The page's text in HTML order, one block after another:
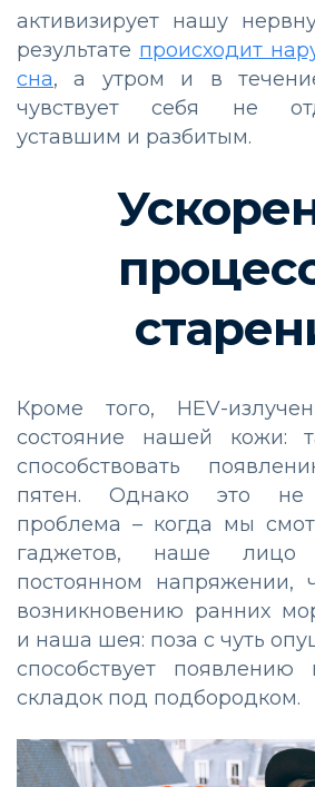
активизирует нашу
результате происходит
сна, а утром и в
чувствует себя не
уставшим и разбитым.
Кроме того, HEV-
состояние нашей кожи:
способствовать
пятен. Однако это не
проблема – когда мы
гаджетов, наше лицо
постоянном напряжении,
возникновению ранних
и наша шея: поза с чуть
способствует появлению
складок под подбородком.